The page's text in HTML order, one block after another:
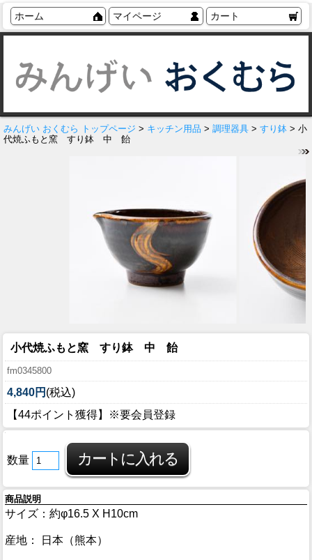
ホーム マイページ カート
みんげい おくむら トップページ > キッチン用品 > 調理器具 > すり鉢 > 小
代焼ふもと窯 すり鉢 中 飴
小代焼ふもと窯 すり鉢 中 飴
fm0345800
4,840円 (税込)
【44ポイント獲得】※要会員登録
数量
商品説明
サイズ：約φ16.5 X H10cm
産地： 日本（熊本）